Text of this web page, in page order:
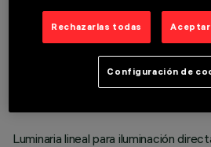
DATOS TÉCNICOS
ÚLTIMA ACTUALIZACIÓN: 06/08/2026
Luminaria lineal para iluminación
Rechazarlas todas
Configuración de